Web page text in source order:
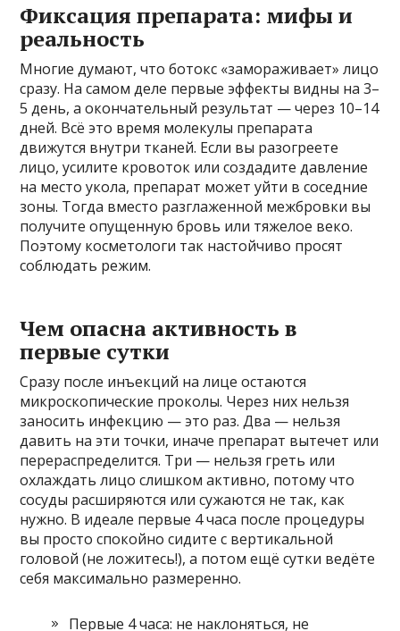
Фиксация препарата: мифы и
реальность
Многие думают, что ботокс «замораживает» лицо
сразу. На самом деле первые эффекты видны на 3–
5 день, а окончательный результат — через 10–14
дней. Всё это время молекулы препарата
движутся внутри тканей. Если вы разогреете
лицо, усилите кровоток или создадите давление
на место укола, препарат может уйти в соседние
зоны. Тогда вместо разглаженной межбровки вы
получите опущенную бровь или тяжелое веко.
Поэтому косметологи так настойчиво просят
соблюдать режим.
Чем опасна активность в
первые сутки
Сразу после инъекций на лице остаются
микроскопические проколы. Через них нельзя
заносить инфекцию — это раз. Два — нельзя
давить на эти точки, иначе препарат вытечет или
перераспределится. Три — нельзя греть или
охлаждать лицо слишком активно, потому что
сосуды расширяются или сужаются не так, как
нужно. В идеале первые 4 часа после процедуры
вы просто спокойно сидите с вертикальной
головой (не ложитесь!), а потом ещё сутки ведёте
себя максимально размеренно.
Первые 4 часа: не наклоняться, не